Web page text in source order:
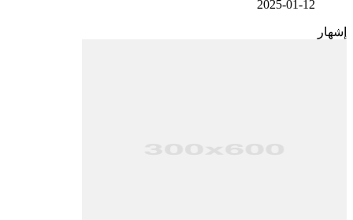
2025-01-12
إشهار